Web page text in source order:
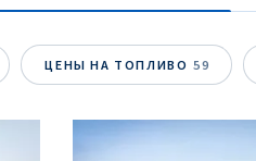
ЦЕНЫ НА ТОПЛИВО 59